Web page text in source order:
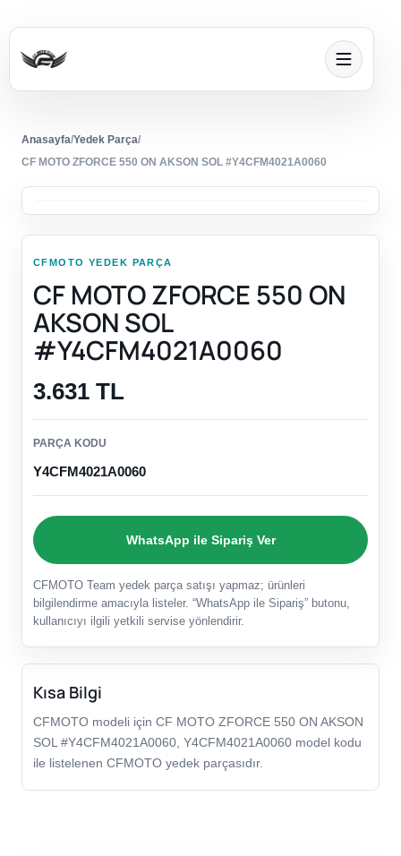
Anasayfa/Yedek Parça/
CF MOTO ZFORCE 550 ON AKSON SOL #Y4CFM4021A0060
CFMOTO YEDEK PARÇA
CF MOTO ZFORCE 550 ON
AKSON SOL
#Y4CFM4021A0060
3.631 TL
PARÇA KODU
Y4CFM4021A0060
WhatsApp ile Sipariş Ver
CFMOTO Team yedek parça satışı yapmaz; ürünleri
bilgilendirme amacıyla listeler. “WhatsApp ile Sipariş” butonu,
kullanıcıyı ilgili yetkili servise yönlendirir.
Kısa Bilgi
CFMOTO modeli için CF MOTO ZFORCE 550 ON AKSON
SOL #Y4CFM4021A0060, Y4CFM4021A0060 model kodu
ile listelenen CFMOTO yedek parçasıdır.